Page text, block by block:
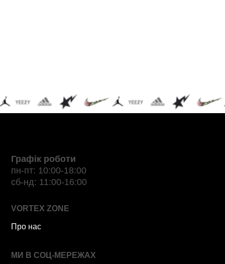
Графік роботи
пн-пт: 10:00-18:00
сб-нд: 11:00-16:00
VORTEX ZONE
Про нас
МИ В СОЦ-МЕРЕЖАХ